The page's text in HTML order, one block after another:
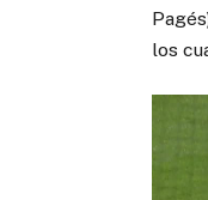
los